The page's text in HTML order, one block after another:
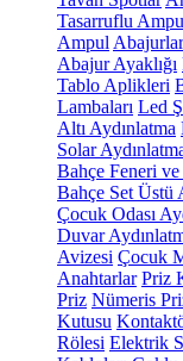
Tasarruflu
Ampul
Abajur Ayaklığı
Tablo Aplikleri
Lambaları Led
Altı Aydınlatma
Solar
Bahçe Feneri
Bahçe Set Üstü
Çocuk Odası
Duvar
Avizesi Çocuk
Anahtarlar Priz
Priz Nümeris
Kutusu
Rölesi Elektrik